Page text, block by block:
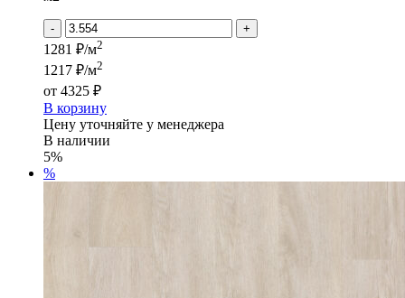
- +
1281 ₽/м2
1217 ₽/м2
от 4325 ₽
В корзину
Цену уточняйте у менеджера
В наличии
5%
%